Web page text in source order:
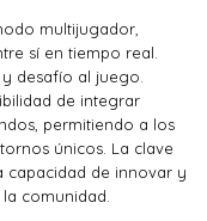
multijugador,
sí en tiempo real.
desafío al juego.
de integrar
permitiendo a los
únicos. La clave
capacidad de innovar y
comunidad.